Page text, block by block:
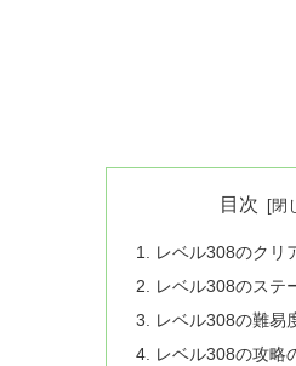
目次
レベル308のクリ
レベル308のステ
レベル308の難易
レベル308の攻略